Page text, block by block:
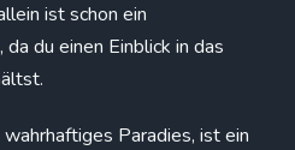
ist schon ein
du einen Einblick in das
Paradies, ist ein